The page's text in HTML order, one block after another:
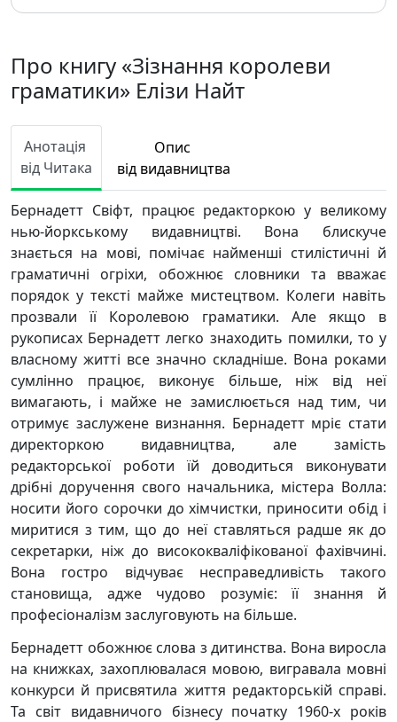
Про книгу «Зізнання королеви
граматики» Елізи Найт
Анотація
від Читака
Опис
від видавництва
Бернадетт Свіфт, працює редакторкою у великому
нью-йоркському видавництві. Вона блискуче
знається на мові, помічає найменші стилістичні й
граматичні огріхи, обожнює словники та вважає
порядок у тексті майже мистецтвом. Колеги навіть
прозвали її Королевою граматики. Але якщо в
рукописах Бернадетт легко знаходить помилки, то у
власному житті все значно складніше. Вона роками
сумлінно працює, виконує більше, ніж від неї
вимагають, і майже не замислюється над тим, чи
отримує заслужене визнання. Бернадетт мріє стати
директоркою видавництва, але замість
редакторської роботи їй доводиться виконувати
дрібні доручення свого начальника, містера Волла:
носити його сорочки до хімчистки, приносити обід і
миритися з тим, що до неї ставляться радше як до
секретарки, ніж до висококваліфікованої фахівчині.
Вона гостро відчуває несправедливість такого
становища, адже чудово розуміє: її знання й
професіоналізм заслуговують на більше.
Бернадетт обожнює слова з дитинства. Вона виросла
на книжках, захоплювалася мовою, вигравала мовні
конкурси й присвятила життя редакторській справі.
Та світ видавничого бізнесу початку 1960-х років